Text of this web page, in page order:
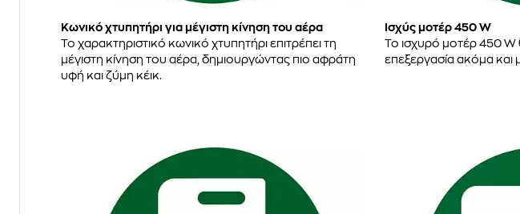
Κωνικό χτυπητήρι για μέγιστη κίνηση του αέρα
Το χαρακτηριστικό κωνικό χτυπητήρι επιτρέπει τη
μέγιστη κίνηση του αέρα, δημιουργώντας πιο αφράτη
υφή και ζύμη κέικ.
Ισχύς μοτέρ 450 W
Το ισχυρό μοτέρ 450 W
επεξεργασία ακόμα και